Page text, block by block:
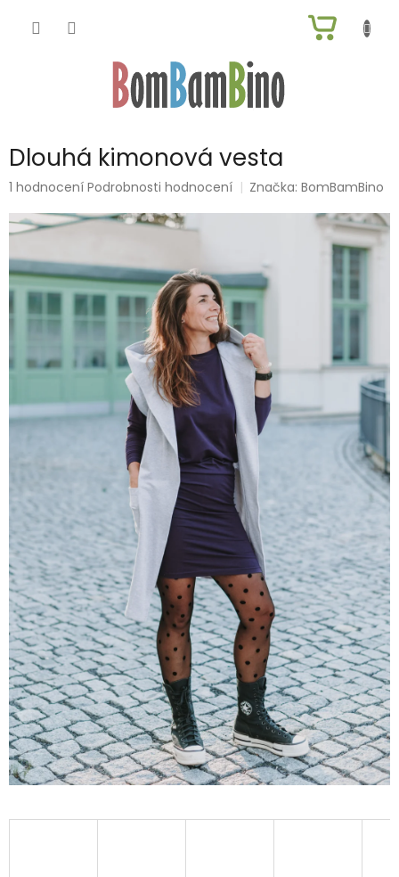
KOŠÍK
Dlouhá kimonová vesta
Průměrné
produktu
je
5,0
z
5
hvězdiček.
1 hodnocení Podrobnosti hodnocení Značka:BomBamBino